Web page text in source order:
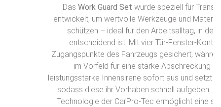
Das Work Guard Set wurde speziell für
entwickelt, um wertvolle Werkzeuge und
schützen – ideal für den Arbeitsalltag, in
entscheidend ist. Mit vier Tür-Fenster-
Zugangspunkte des Fahrzeugs gesichert,
im Vorfeld für eine starke Abschreckung
leistungsstarke Innensirene sofort aus und setzt
sodass diese ihr Vorhaben schnell aufgeben.
Technologie der CarPro-Tec ermöglicht eine